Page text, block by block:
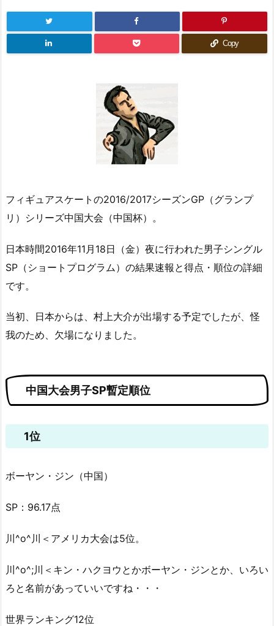
Copy
フィギュアスケートの2016/2017シーズンGP（グランプ
リ）シリーズ中国大会（中国杯）。
日本時間2016年11月18日（金）夜に行われた男子シングル
SP（ショートプログラム）の結果速報と得点・順位の詳細
です。
当初、日本からは、村上大介が出場する予定でしたが、怪
我のため、欠場になりました。
中国大会男子SP暫定順位
1位
ボーヤン・ジン（中国）
SP：96.17点
川^o^川＜アメリカ大会は5位。
川^o^;川＜キン・ハクヨウとかボーヤン・ジンとか、いろい
ろと名前があっていいですね・・・
世界ランキング12位